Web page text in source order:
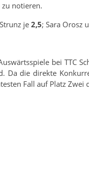
notieren.
je 2,5; Sara Orosz
bei TTC
Da die direkte
Fall auf Platz Zwei